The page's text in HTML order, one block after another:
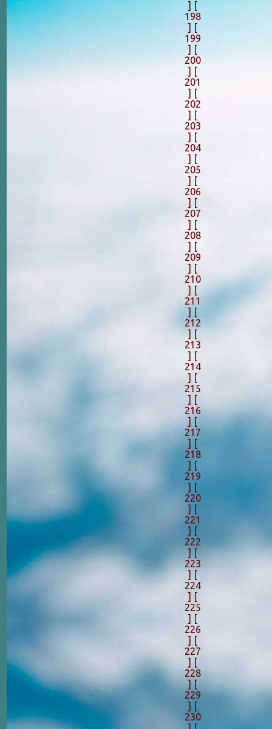
] [
198
] [
199
] [
200
] [
201
] [
202
] [
203
] [
204
] [
205
] [
206
] [
207
] [
208
] [
209
] [
210
] [
211
] [
212
] [
213
] [
214
] [
215
] [
216
][
217
] [
218
] [
219
] [
220
] [
221
] [
222
] [
223
] [
224
] [
225
] [
226
] [
227
] [
228
][
229
] [
230